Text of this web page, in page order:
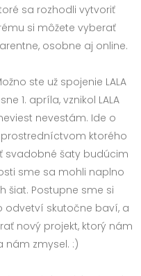
sa rozhodli vytvoriť
si môžete vyberať
osobne aj online.
ste už spojenie LALA
1. apríla, vznikol LALA
nevestám. Ide o
prostredníctvom ktorého
svadobné šaty budúcim
sme sa mohli naplno
šiat. Postupne sme si
odvetví skutočne baví, a
nový projekt, ktorý nám
nám zmysel. :)